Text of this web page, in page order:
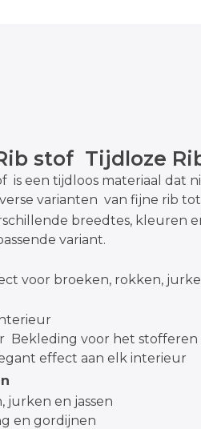
stof Tijdloze
is een tijdloos materiaal dat
varianten van fijne rib
breedtes, kleuren
variant.
voor broeken, rokken,
Bekleding voor het stofferen
effect aan elk interieur
jurken en jassen
en gordijnen